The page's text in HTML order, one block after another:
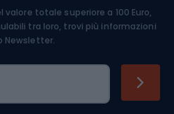
totale superiore a 100 Euro,
tra loro, trovi più informazioni
Newsletter.